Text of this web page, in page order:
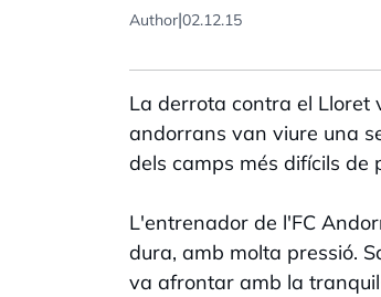
Author|02.12.15
La derrota contra el Lloret
andorrans van viure una
dels camps més difícils de
L'entrenador de l'FC
dura, amb molta pressió.
va afrontar amb la